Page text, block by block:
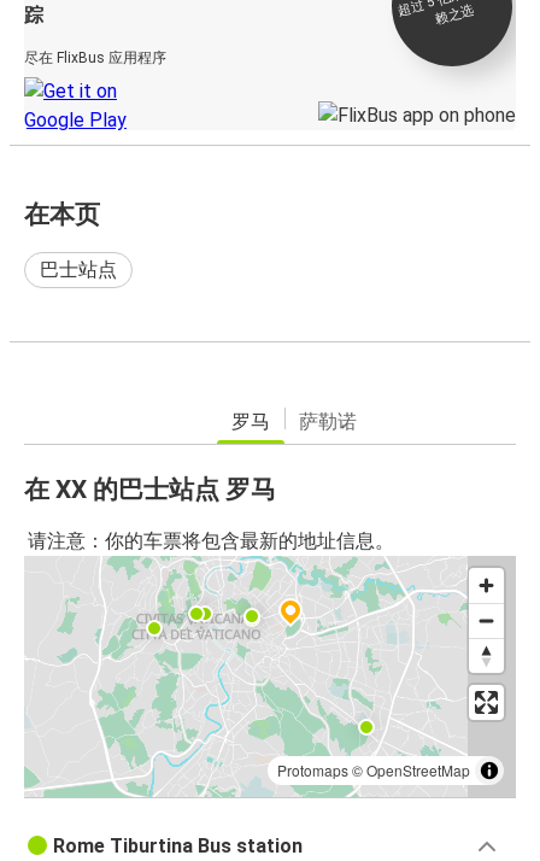
踪
尽在 FlixBus 应用程序
超
选
在本页
巴士站点
罗马 萨勒诺
在 XX 的巴士站点 罗马
请注意：你的车票将包含最新的地址信息。
Protomaps©OpenStreetMap
Rome Tiburtina Bus station